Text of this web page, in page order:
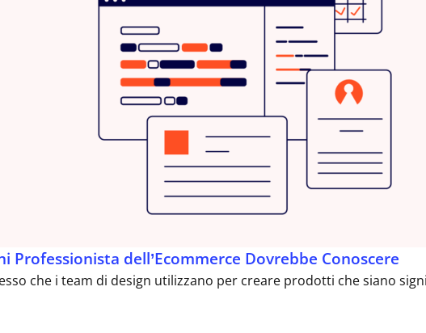
Professionista dell’Ecommerce Dovrebbe Conoscere
che i team di design utilizzano per creare prodotti che siano